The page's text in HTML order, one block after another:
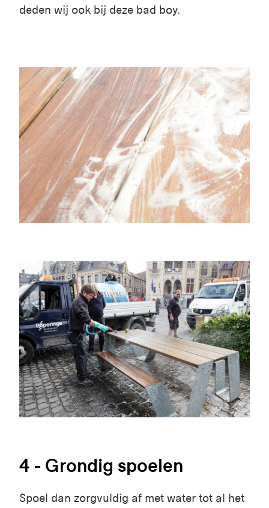
deden wij ook bij deze bad boy.
4 - Grondig spoelen
Spoel dan zorgvuldig af met water tot al het